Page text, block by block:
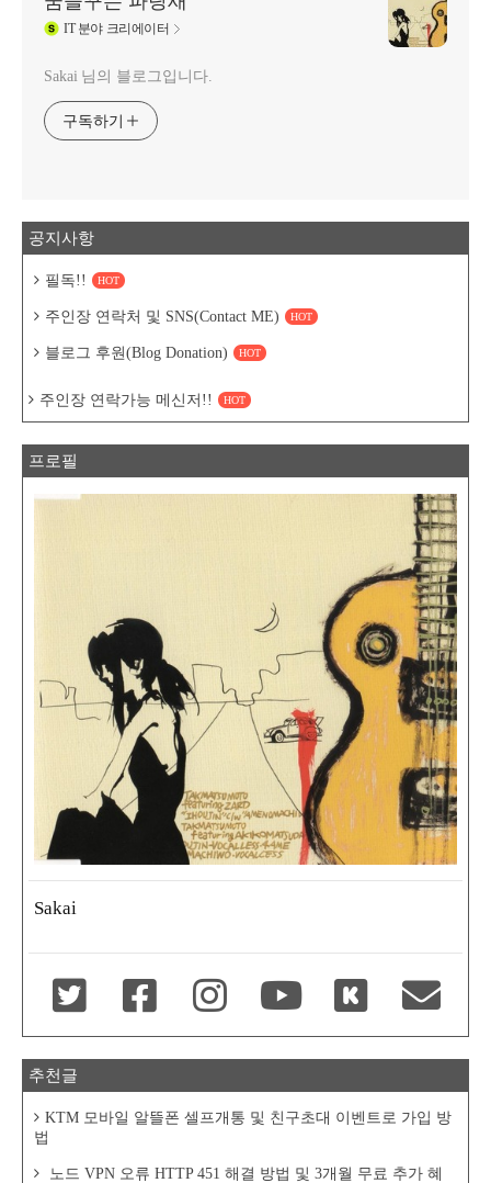
IT분야 크리에이터
Sakai 님의 블로그입니다.
구독하기
공지사항
필독!! HOT
주인장 연락처 및 SNS(Contact ME) HOT
블로그 후원(Blog Donation) HOT
주인장 연락가능 메신저!! HOT
프로필
Sakai
추천글
KTM 모바일 알뜰폰 셀프개통 및 친구초대 이벤트로 가입 방
법
노드 VPN 오류 HTTP 451 해결 방법 및 3개월 무료 추가 혜